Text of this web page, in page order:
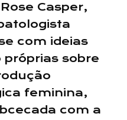
Casper,
com ideias
próprias sobre
feminina,
com a